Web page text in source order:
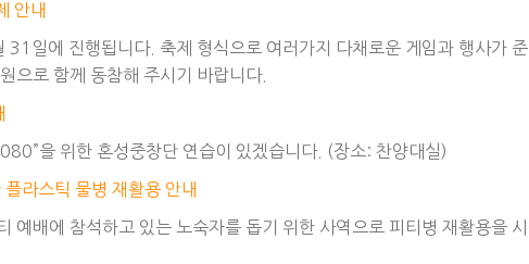
안내
일에 진행됩니다. 축제 형식으로 여러가지 다채로운 게임과 행사가
으로 함께 동참해 주시기 바랍니다.
을 위한 혼성중창단 연습이 있겠습니다. (장소: 찬양대실)
라스틱 물병 재활용 안내
예배에 참석하고 있는 노숙자를 돕기 위한 사역으로 피티병 재활용을